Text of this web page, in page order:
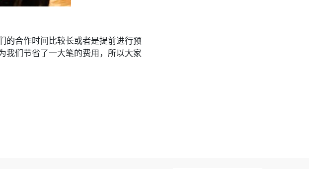
的合作时间比较长或者是提前进行预
我们节省了一大笔的费用，所以大家